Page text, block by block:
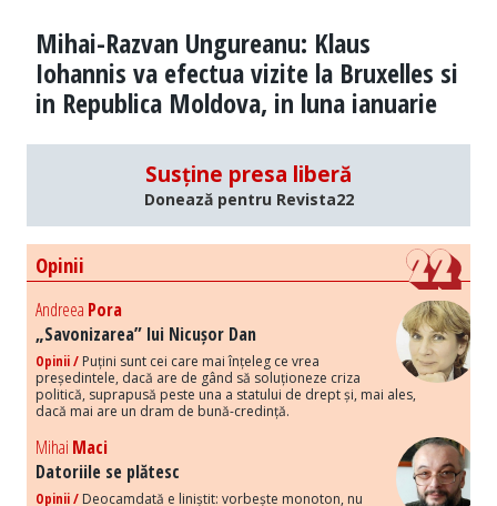
Mihai-Razvan Ungureanu: Klaus
Iohannis va efectua vizite la Bruxelles si
in Republica Moldova, in luna ianuarie
Susține presa liberă
Donează pentru Revista22
Opinii
Andreea Pora
„Savonizarea” lui Nicușor Dan
Opinii / Puțini sunt cei care mai înțeleg ce vrea
președintele, dacă are de gând să soluționeze criza
politică, suprapusă peste una a statului de drept și, mai ales,
dacă mai are un dram de bună-credință.
Mihai Maci
Datoriile se plătesc
Opinii / Deocamdată e liniștit: vorbește monoton, nu